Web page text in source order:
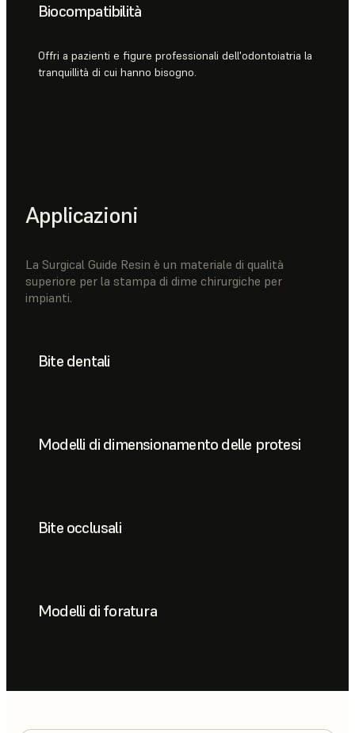
Biocompatibilità
Offri a pazienti e figure professionali dell'odontoiatria la
tranquillità di cui hanno bisogno.
Applicazioni
La Surgical Guide Resin è un materiale di qualità
superiore per la stampa di dime chirurgiche per
impianti.
Bite dentali
Modelli di dimensionamento delle protesi
Bite occlusali
Modelli di foratura